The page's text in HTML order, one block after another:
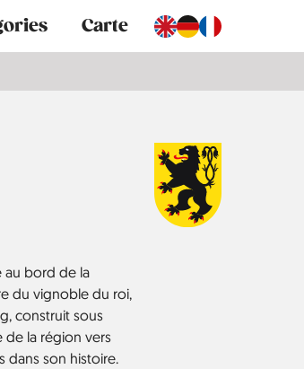
Carte
au bord de la
du vignoble du roi,
construit sous
de la région vers
dans son histoire.